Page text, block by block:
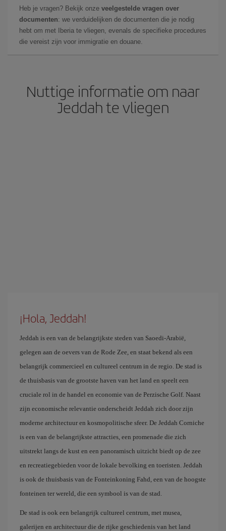
Heb je vragen? Bekijk onze veelgestelde vragen over
documenten: we verduidelijken de documenten die je nodig
hebt om met Iberia te vliegen, evenals de specifieke procedures
die vereist zijn voor immigratie en douane.
Nuttige informatie om naar
Jeddah te vliegen
¡Hola, Jeddah!
Jeddah is een van de belangrijkste steden van Saoedi-Arabië,
gelegen aan de oevers van de Rode Zee, en staat bekend als een
belangrijk commercieel en cultureel centrum in de regio. De stad is
de thuisbasis van de grootste haven van het land en speelt een
cruciale rol in de handel en economie van de Perzische Golf. Naast
zijn economische relevantie onderscheidt Jeddah zich door zijn
moderne architectuur en kosmopolitische sfeer. De Jeddah Corniche
is een van de belangrijkste attracties, een promenade die zich
uitstrekt langs de kust en een panoramisch uitzicht biedt op de zee
en recreatiegebieden voor de lokale bevolking en toeristen. Jeddah
is ook de thuisbasis van de Fonteinkoning Fahd, een van de hoogste
fonteinen ter wereld, die een symbool is van de stad.
De stad is ook een belangrijk cultureel centrum, met musea,
galerijen en architectuur die de rijke geschiedenis van het land